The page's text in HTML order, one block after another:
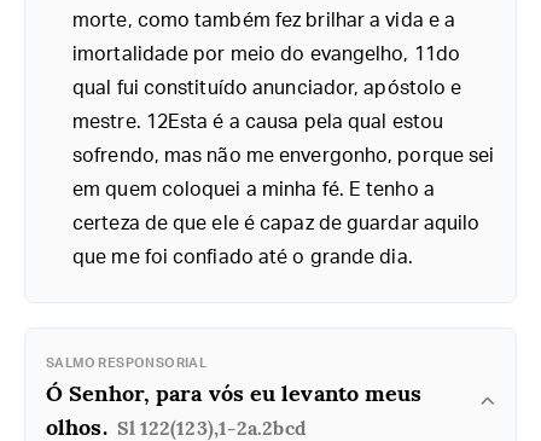
morte, como também fez brilhar a vida e a
imortalidade por meio do evangelho, 11do
qual fui constituído anunciador, apóstolo e
mestre. 12Esta é a causa pela qual estou
sofrendo, mas não me envergonho, porque sei
em quem coloquei a minha fé. E tenho a
certeza de que ele é capaz de guardar aquilo
que me foi confiado até o grande dia.
SALMO RESPONSORIAL
Ó Senhor, para vós eu levanto meus
olhos. Sl 122(123),1-2a.2bcd